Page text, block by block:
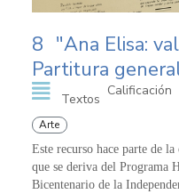
8 "Ana Elisa:
Partitura
Textos
Calificación
Arte
Este recurso hace parte de
que se deriva del Programa
Bicentenario de la